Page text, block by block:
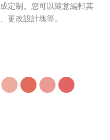
定制。您可以隨意編輯其
更改設計塊等。